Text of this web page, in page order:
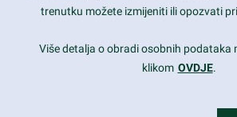
Copyright 2017FRESHFACE© All Rights Reserved
trenutku možete izmijeniti ili opozvati
Više detalja o obradi osobnih podataka
klikom OVDJE.